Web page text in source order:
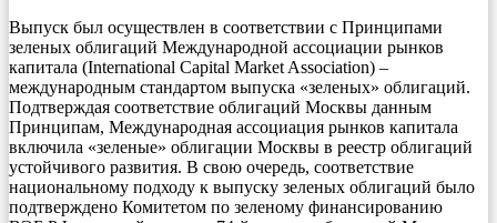
Выпуск был осуществлен в соответствии с Принципами
зеленых облигаций Международной ассоциации рынков
капитала (International Capital Market Association) –
международным стандартом выпуска «зеленых» облигаций.
Подтверждая соответствие облигаций Москвы данным
Принципам, Международная ассоциация рынков капитала
включила «зеленые» облигации Москвы в реестр облигаций
устойчивого развития. В свою очередь, соответствие
национальному подходу к выпуску зеленых облигаций было
подтверждено Комитетом по зеленому финансированию